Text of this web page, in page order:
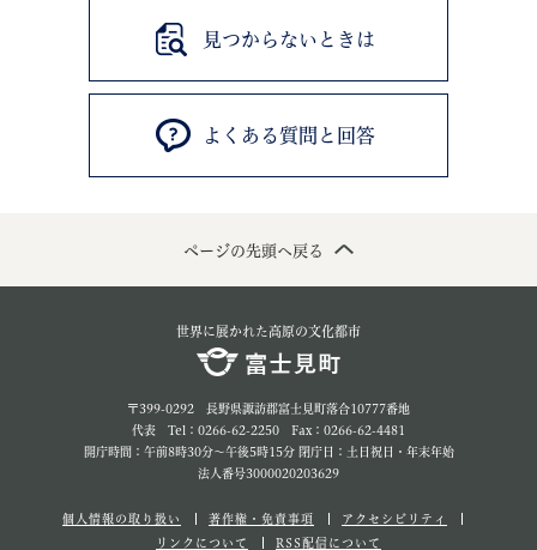
見つからないときは
よくある質問と回答
ページの先頭へ戻る
世界に展かれた高原の文化都市
〒399-0292 長野県諏訪郡富士見町落合10777番地
代表 Tel：0266-62-2250 Fax：0266-62-4481
開庁時間：午前8時30分～午後5時15分 閉庁日：土日祝日・年末年始
法人番号3000020203629
個人情報の取り扱い 著作権・免責事項
アクセシビリティ
リンクについて
RSS配信について